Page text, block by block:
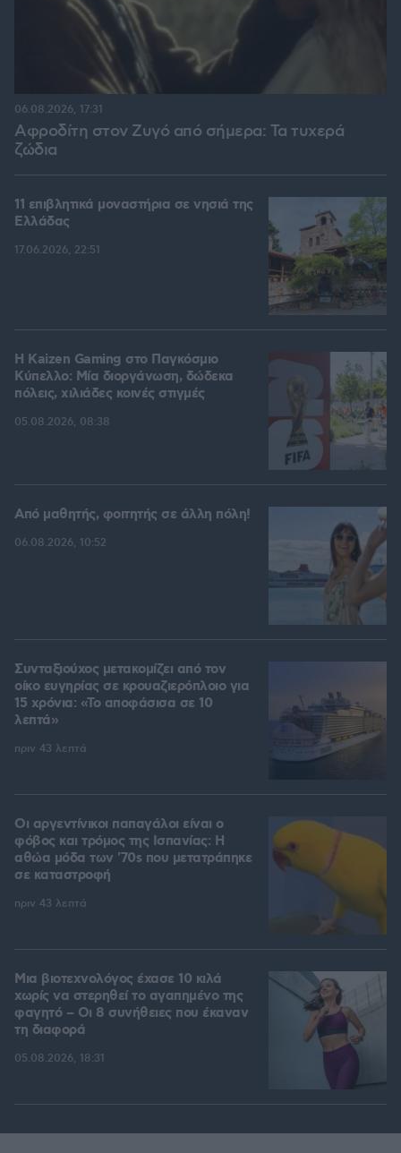
Αφροδίτη στον Ζυγό από σήμερα: Τα τυχερά
ζώδια
06.08.2026, 17:31
11 επιβλητικά μοναστήρια σε νησιά της
Ελλάδας
17.06.2026, 22:51
H Kaizen Gaming στο Παγκόσμιο
Kύπελλο: Μία διοργάνωση, δώδεκα
πόλεις, χιλιάδες κοινές στιγμές
05.08.2026, 08:38
Από μαθητής, φοιτητής σε άλλη πόλη!
06.08.2026, 10:52
Συνταξιούχος μετακομίζει από τον
οίκο ευγηρίας σε κρουαζιερόπλοιο για
15 χρόνια: «Το αποφάσισα σε 10
λεπτά»
πριν 43 λεπτά
Οι αργεντίνικοι παπαγάλοι είναι ο
φόβος και τρόμος της Ισπανίας: Η
αθώα μόδα των '70s που μετατράπηκε
σε καταστροφή
πριν 43 λεπτά
Μια βιοτεχνολόγος έχασε 10 κιλά
χωρίς να στερηθεί το αγαπημένο της
φαγητό – Οι 8 συνήθειες που έκαναν
τη διαφορά
05.08.2026, 18:31